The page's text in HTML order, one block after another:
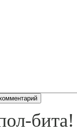
бита!